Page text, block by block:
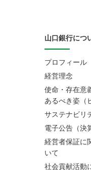
山口銀行につ
プロフィール
経営理念
使命・存在意
あるべき姿（
サステナビリ
電子公告（決
経営者保証に
いて
社会貢献活動